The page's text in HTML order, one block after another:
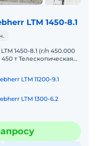
LTM 1450-8.1
1450-8.1 (г/п 450.000
т Телескопическая
LTM 11200-9.1
LTM 1300-6.2